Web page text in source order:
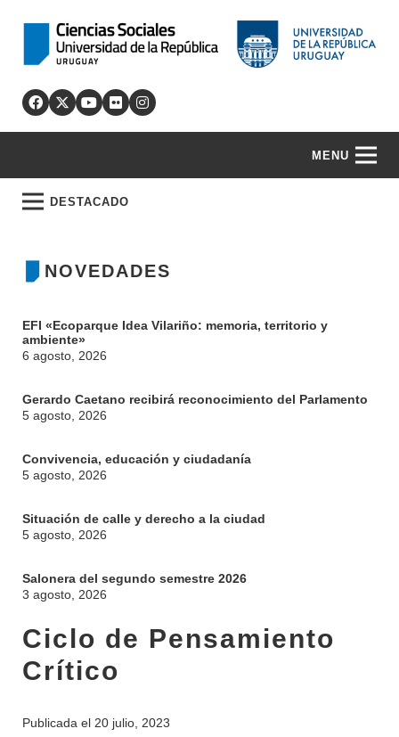
MENU
INSTITUCIONAL
DEPARTAMENTOS
DESTACADO
OFERTA DE GRADO
NOVEDADES
EFI «Ecoparque Idea Vilariño: memoria, territorio y
ambiente»
6 agosto, 2026
Gerardo Caetano recibirá reconocimiento del Parlamento
5 agosto, 2026
Convivencia, educación y ciudadanía
5 agosto, 2026
Situación de calle y derecho a la ciudad
5 agosto, 2026
Salonera del segundo semestre 2026
3 agosto, 2026
Ciclo de Pensamiento
Crítico
Publicada el 20 julio, 2023